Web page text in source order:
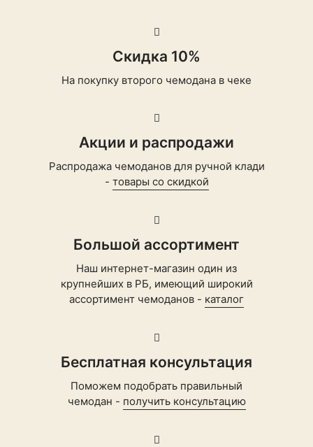
Скидка 10%
На покупку второго чемодана в чеке
Акции и распродажи
Распродажа чемоданов для ручной клади
- товары со скидкой
Большой ассортимент
Наш интернет-магазин один из
крупнейших в РБ, имеющий широкий
ассортимент чемоданов - каталог
Бесплатная консультация
Поможем подобрать правильный
чемодан - получить консультацию